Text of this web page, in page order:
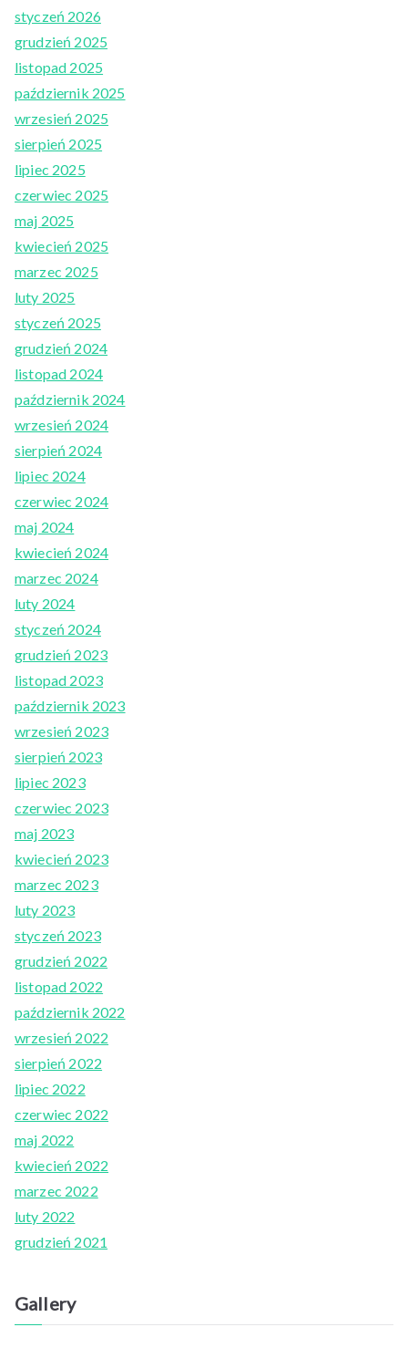
styczeń 2026
grudzień 2025
listopad 2025
październik 2025
wrzesień 2025
sierpień 2025
lipiec 2025
czerwiec 2025
maj 2025
kwiecień 2025
marzec 2025
luty 2025
styczeń 2025
grudzień 2024
listopad 2024
październik 2024
wrzesień 2024
sierpień 2024
lipiec 2024
czerwiec 2024
maj 2024
kwiecień 2024
marzec 2024
luty 2024
styczeń 2024
grudzień 2023
listopad 2023
październik 2023
wrzesień 2023
sierpień 2023
lipiec 2023
czerwiec 2023
maj 2023
kwiecień 2023
marzec 2023
luty 2023
styczeń 2023
grudzień 2022
listopad 2022
październik 2022
wrzesień 2022
sierpień 2022
lipiec 2022
czerwiec 2022
maj 2022
kwiecień 2022
marzec 2022
luty 2022
grudzień 2021
Gallery